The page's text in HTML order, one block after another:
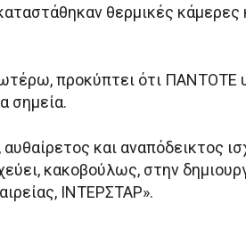
θερμικές
προκύπτει ότι ΠΑΝΤΟΤΕ
σημεία.
και αναπόδεικτος
κακοβούλως, στην
ΙΝΤΕΡΣΤΑΡ».